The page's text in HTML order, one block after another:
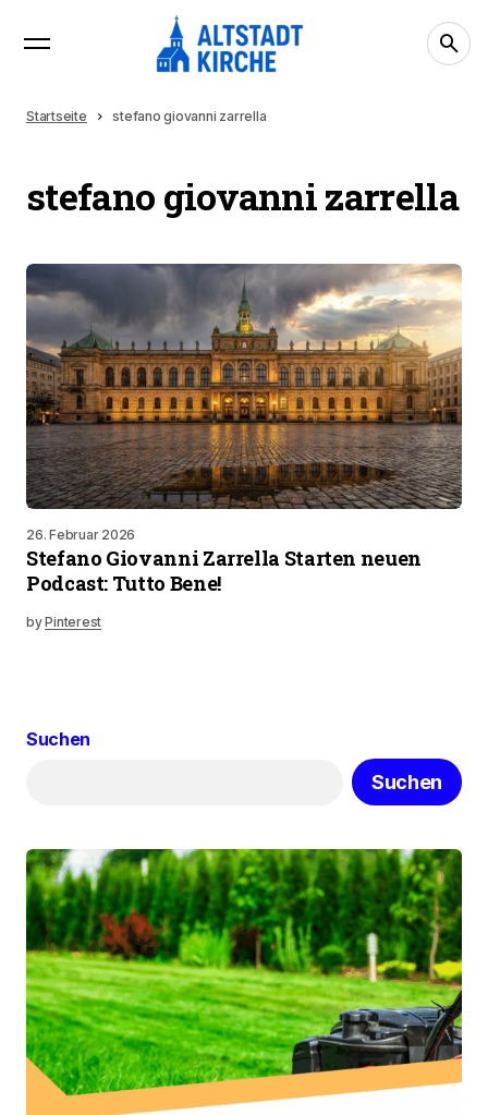
Startseite stefano giovanni zarrella
stefano giovanni zarrella
26. Februar 2026
Stefano Giovanni Zarrella Starten neuen
Podcast: Tutto Bene!
byPinterest
Suchen
Suchen